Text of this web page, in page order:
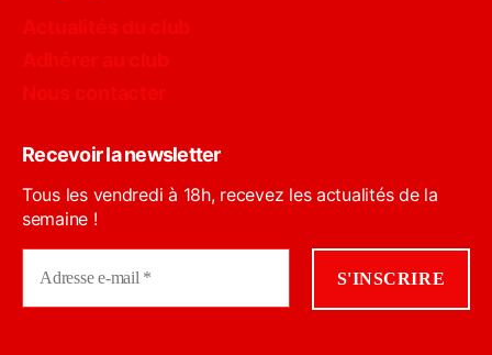
Recevoir la newsletter
Tous les vendredi à 18h, recevez les actualités de la
semaine !